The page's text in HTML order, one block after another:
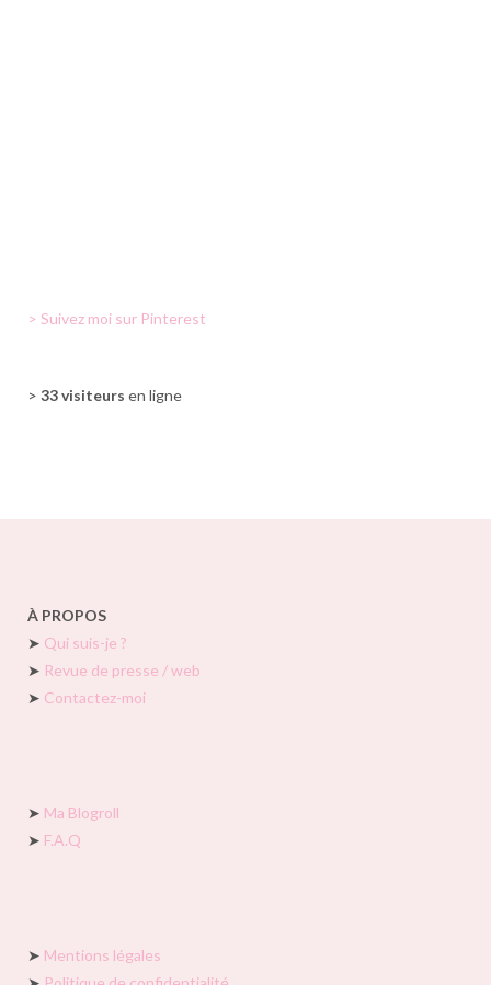
> Suivez moi sur Pinterest
> 33 visiteurs en ligne
À PROPOS
➤ Qui suis-je ?
➤ Revue de presse / web
➤ Contactez-moi
➤ Ma Blogroll
➤ F.A.Q
➤ Mentions légales